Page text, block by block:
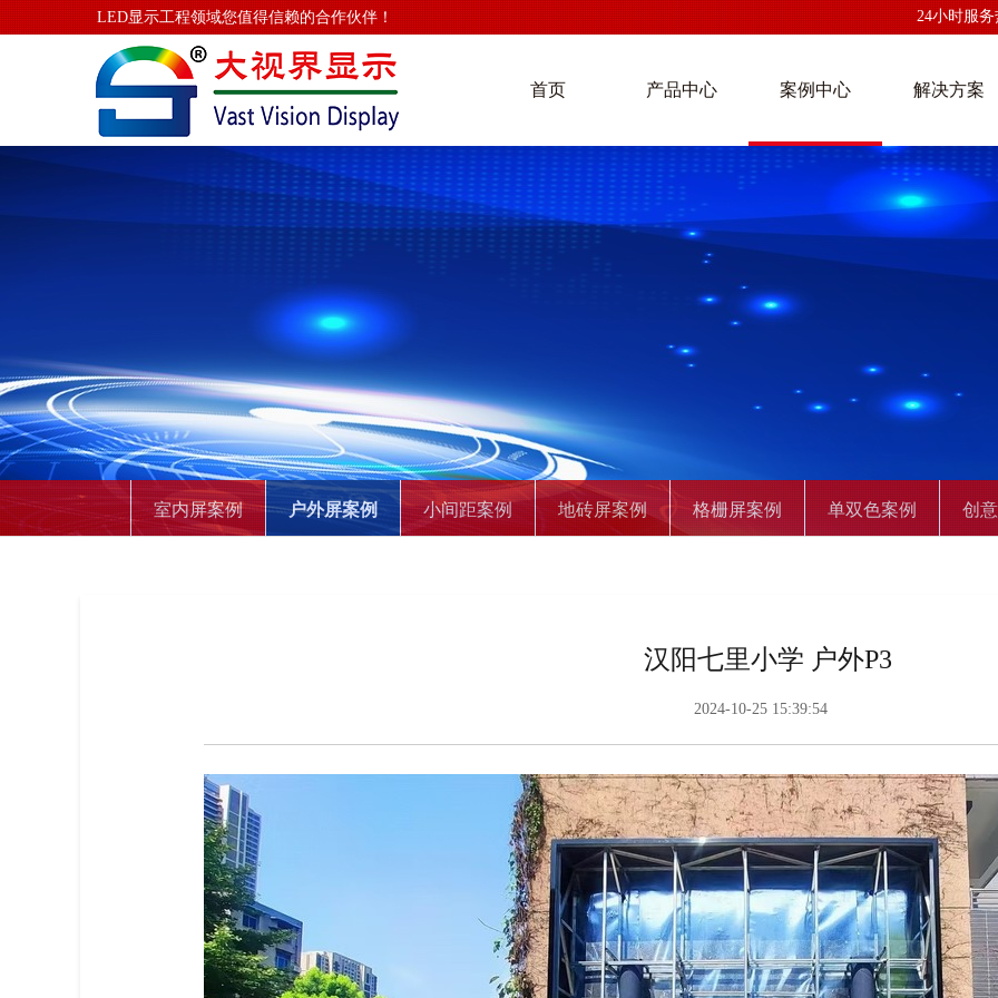
LED显示工程领域您值得信赖的合作伙伴！ 24小时服务
首页 产品中心 案例中心 解决方案
室内屏案例 户外屏案例 小间距案例 地砖屏案例 格栅屏案例 单双色案例 创
汉阳七里小学 户外P3
2024-10-25 15:39:54